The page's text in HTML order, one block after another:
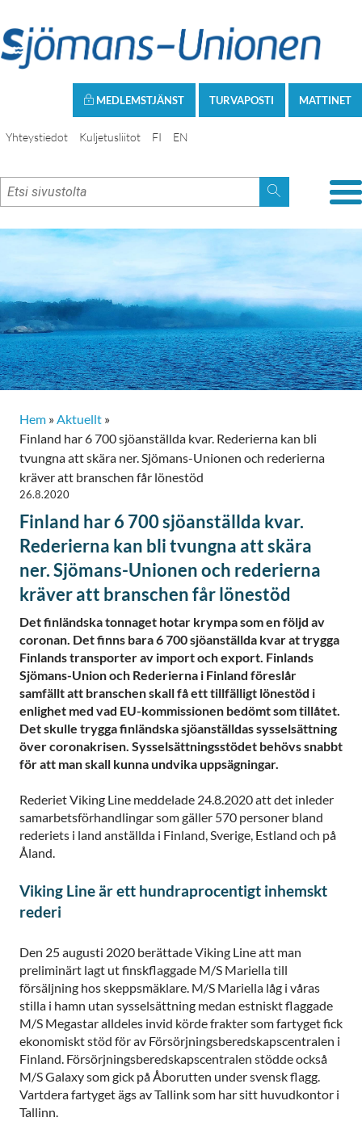
MATTINET
TURVAPOSTI
MEDLEMSTJÄNST
Yhteystiedot Kuljetusliitot FI EN
Hem »Aktuellt »
Finland har 6 700 sjöanställda kvar. Rederierna kan bli
tvungna att skära ner. Sjömans-Unionen och rederierna
kräver att branschen får lönestöd
26.8.2020
Finland har 6 700 sjöanställda kvar.
Rederierna kan bli tvungna att skära
ner. Sjömans-Unionen och rederierna
kräver att branschen får lönestöd
Det finländska tonnaget hotar krympa som en följd av
coronan. Det finns bara 6 700 sjöanställda kvar at trygga
Finlands transporter av import och export. Finlands
Sjömans-Union och Rederierna i Finland föreslår
samfällt att branschen skall få ett tillfälligt lönestöd i
enlighet med vad EU-kommissionen bedömt som tillåtet.
Det skulle trygga finländska sjöanställdas sysselsättning
över coronakrisen. Sysselsättningsstödet behövs snabbt
för att man skall kunna undvika uppsägningar.
Rederiet Viking Line meddelade 24.8.2020 att det inleder
samarbetsförhandlingar som gäller 570 personer bland
rederiets i land anställda i Finland, Sverige, Estland och på
Åland.
Viking Line är ett hundraprocentigt inhemskt
rederi
Den 25 augusti 2020 berättade Viking Line att man
preliminärt lagt ut finskflaggade M/S Mariella till
försäljning hos skeppsmäklare. M/S Mariella låg i våras
stilla i hamn utan sysselsättning medan estniskt flaggade
M/S Megastar alldeles invid körde frakter som fartyget fick
ekonomiskt stöd för av Försörjningsberedskapscentralen i
Finland. Försörjningsberedskapscentralen stödde också
M/S Galaxy som gick på Åborutten under svensk flagg.
Vartdera fartyget ägs av Tallink som har sitt huvudkontor i
Tallinn.